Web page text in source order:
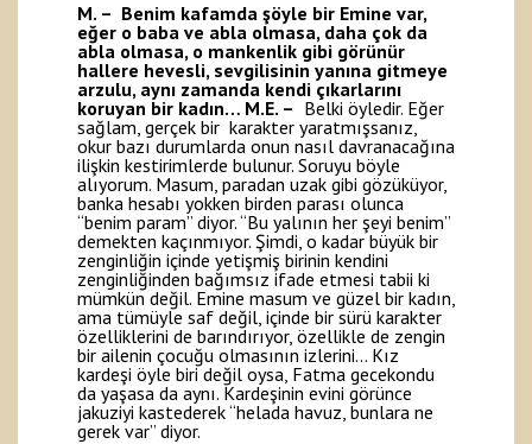
M. – Benim kafamda şöyle bir Emine var,
eğer o baba ve abla olmasa, daha çok da
abla olmasa, o mankenlik gibi görünür
hallere hevesli, sevgilisinin yanına gitmeye
arzulu, aynı zamanda kendi çıkarlarını
koruyan bir kadın… M.E. – Belki öyledir. Eğer
sağlam, gerçek bir karakter yaratmışsanız,
okur bazı durumlarda onun nasıl davranacağına
ilişkin kestirimlerde bulunur. Soruyu böyle
alıyorum. Masum, paradan uzak gibi gözüküyor,
banka hesabı yokken birden parası olunca
“benim param” diyor. “Bu yalının her şeyi benim”
demekten kaçınmıyor. Şimdi, o kadar büyük bir
zenginliğin içinde yetişmiş birinin kendini
zenginliğinden bağımsız ifade etmesi tabii ki
mümkün değil. Emine masum ve güzel bir kadın,
ama tümüyle saf değil, içinde bir sürü karakter
özelliklerini de barındırıyor, özellikle de zengin
bir ailenin çocuğu olmasının izlerini… Kız
kardeşi öyle biri değil oysa, Fatma gecekondu
da yaşasa da aynı. Kardeşinin evini görünce
jakuziyi kastederek “helada havuz, bunlara ne
gerek var” diyor.